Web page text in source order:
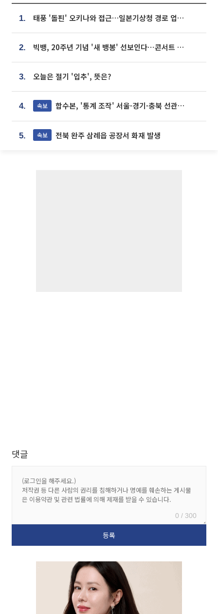
1. 태풍 '돌핀' 오키나와 접근…일본기상청 경로 업데이트
2. 빅뱅, 20주년 기념 '새 뱅봉' 선보인다⋯콘서트 앞두고 팝업 개최
3. 오늘은 절기 '입추', 뜻은?
4. 속보 합수본, '통계 조작' 서울·경기·충북 선관위 등 추가 압수수색
5. 속보 전북 완주 삼례읍 공장서 화재 발생
댓글
0 / 300